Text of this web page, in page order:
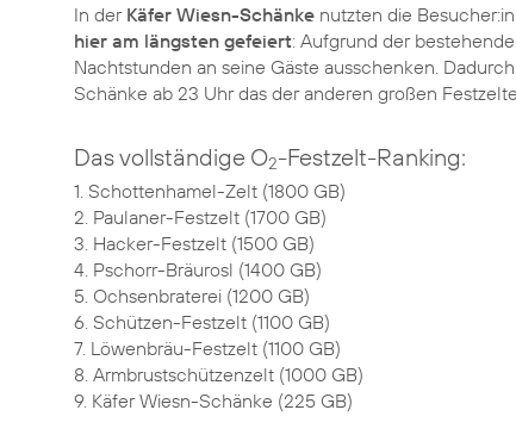
In der Käfer Wiesn-Schänke nutzten die
hier am längsten gefeiert: Aufgrund der
Nachtstunden an seine Gäste ausschenken.
Schänke ab 23 Uhr das der anderen großen Festzelte.
Das vollständige O2-Festzelt-Ranking:
1. Schottenhamel-Zelt (1800 GB)
2. Paulaner-Festzelt (1700 GB)
3. Hacker-Festzelt (1500 GB)
4. Pschorr-Bräurosl (1400 GB)
5. Ochsenbraterei (1200 GB)
6. Schützen-Festzelt (1100 GB)
7. Löwenbräu-Festzelt (1100 GB)
8. Armbrustschützenzelt (1000 GB)
9. Käfer Wiesn-Schänke (225 GB)